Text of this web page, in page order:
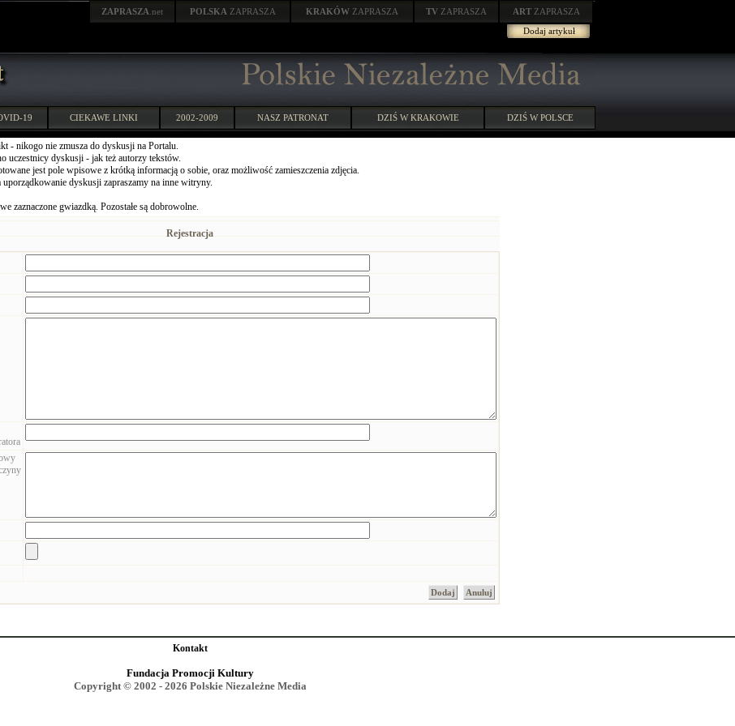
ZAPRASZA .net POLSKA ZAPRASZA KRAKÓW ZAPRASZA TV ZAPRASZA ART ZAPRASZA
Dodaj artykuł
19 CIEKAWE LINKI 2002-2009 NASZ PATRONAT DZIŚ W KRAKOWIE DZIŚ W POLSCE
- nikogo nie zmusza do dyskusji na Portalu.
uczestnicy dyskusji - jak też autorzy tekstów.
jest pole wpisowe z krótką informacją o sobie, oraz możliwość zamieszczenia zdjęcia.
dyskusji zapraszamy na inne witryny.
zaznaczone gwiazdką. Pozostałe są dobrowolne.
Rejestracja
Kontakt
Fundacja Promocji Kultury
Copyright © 2002 - 2026 Polskie Niezależne Media